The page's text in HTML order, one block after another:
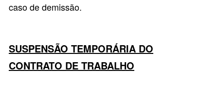
caso de demissão.
SUSPENSÃO TEMPORÁRIA DO
CONTRATO DE TRABALHO